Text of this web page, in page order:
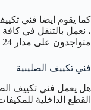
كما يقوم ايضا فني
، نعمل بالتنقل في
متواجدون على مدار 24 ساعة و حتى في أيام العطل .
فني تكييف الصليبية
هل يعمل فني تكييف
القطع الداخلية